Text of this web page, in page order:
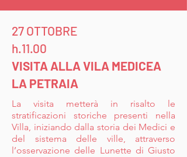
27 OTTOBRE
h.11.00
VISITA ALLA VILA MEDICEA
LA PETRAIA
La visita metterà in risalto le
stratificazioni storiche presenti nella
Villa, iniziando dalla storia dei Medici e
del sistema delle ville, attraverso
l’osservazione delle Lunette di Giusto